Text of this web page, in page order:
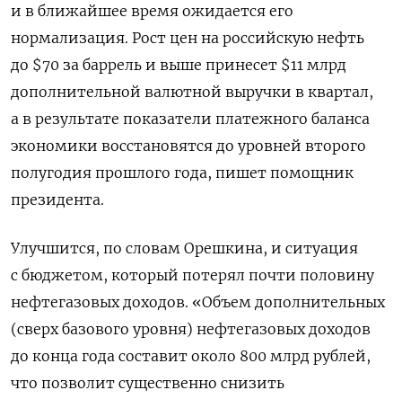
и в ближайшее время ожидается его
нормализация. Рост цен на российскую нефть
до $70 за баррель и выше принесет $11 млрд
дополнительной валютной выручки в квартал,
а в результате показатели платежного баланса
экономики восстановятся до уровней второго
полугодия прошлого года, пишет помощник
президента.
Улучшится, по словам Орешкина, и ситуация
с бюджетом, который потерял почти половину
нефтегазовых доходов. «Объем дополнительных
(сверх базового уровня) нефтегазовых доходов
до конца года составит около 800 млрд рублей,
что позволит существенно снизить